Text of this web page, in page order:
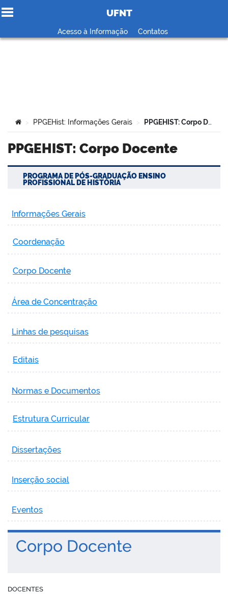
Ir para o conteúdo
UFNT
Acesso à Informação Contatos
Você está aqui:
> PPGEHist: Informações Gerais > PPGEHIST: Corpo Docente
PPGEHIST: Corpo Docente
PROGRAMA DE PÓS-GRADUAÇÃO ENSINO
PROFISSIONAL DE HISTÓRIA
Informações Gerais
Coordenação
Corpo Docente
Área de Concentração
Linhas de pesquisas
Editais
Normas e Documentos
Estrutura Curricular
Dissertações
Inserção social
Eventos
Corpo Docente
DOCENTES